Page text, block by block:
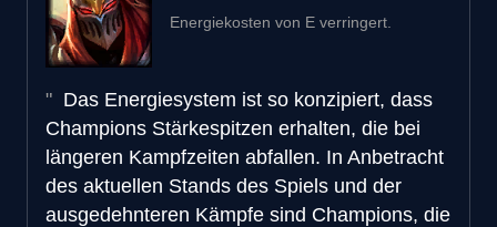
Energiekosten von E verringert.
Das Energiesystem ist so konzipiert, dass
Champions Stärkespitzen erhalten, die bei
längeren Kampfzeiten abfallen. In Anbetracht
des aktuellen Stands des Spiels und der
ausgedehnteren Kämpfe sind Champions, die